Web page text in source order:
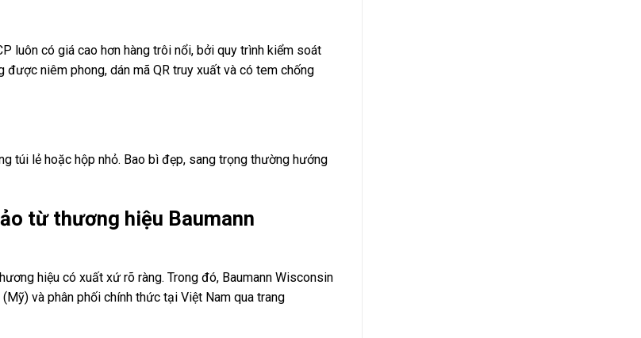
luôn có giá cao hơn hàng trôi nổi, bởi quy trình kiểm soát
niêm phong, dán mã QR truy xuất và có tem chống
túi lẻ hoặc hộp nhỏ. Bao bì đẹp, sang trọng thường hướng
từ thương hiệu Baumann
hiệu có xuất xứ rõ ràng. Trong đó, Baumann Wisconsin
và phân phối chính thức tại Việt Nam qua trang